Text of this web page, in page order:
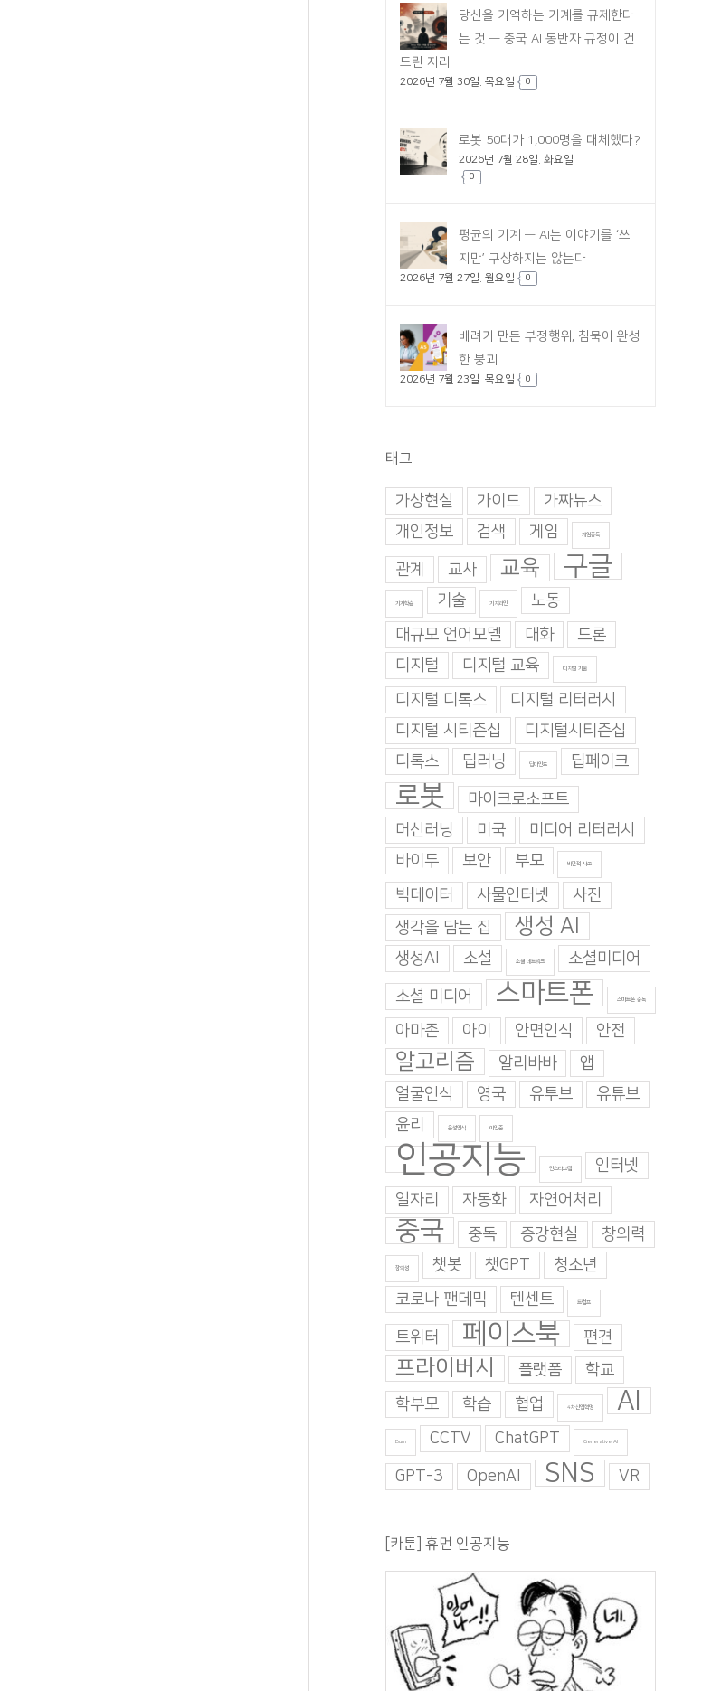
당신을 기억하는 기계를 규제한다
는 것 — 중국 AI 동반자 규정이 건
드린 자리
2026년 7월 30일. 목요일 0
로봇 50대가 1,000명을 대체했다?
2026년 7월 28일. 화요일
0
평균의 기계 — AI는 이야기를 ‘쓰
지만’ 구상하지는 않는다
2026년 7월 27일. 월요일 0
배려가 만든 부정행위, 침묵이 완성
한 붕괴
2026년 7월 23일. 목요일 0
태그
가상현실 가이드
가짜뉴스
개인정보
검색 게임 게임중독
관계 교사 교육 구글
기계학습 기술 기지과인
노동
대규모 언어모델
대화
드론
디지털
디지털 교육 디지털 기술
디지털 디톡스
디지털 리터러시
디지털 시티즌십
디지털시티즌십
디톡스
딥러닝 딥마인드 딥페이크
로봇
마이크로소프트
머신러닝
미국
미디어 리터러시
바이두
보안 부모 비판적 사고
빅데이터 사물인터넷
사진
생각을 담는 집
생성 AI
생성AI 소설 소셜 네트워크 소셜미디어
소셜 미디어 스마트폰 스마트폰 중독
아마존 아이 안면인식 안전
알고리즘 알리바바
앱
얼굴인식
영국 유투브
유튜브
윤리
음성인식 이인준
인공지능 인스타그램
인터넷
일자리
자동화 자연어처리
중국 중독 증강현실 창의력
창의성 챗봇 챗GPT
청소년
코로나 팬데믹
텐센트 트럼프
트위터 페이스북 편견
프라이버시 플랫폼
학교
학부모
학습 협업 4차산업혁명 AI
Burn CCTV ChatGPT Generative AI
GPT-3 OpenAI SNS VR
[카툰] 휴먼 인공지능